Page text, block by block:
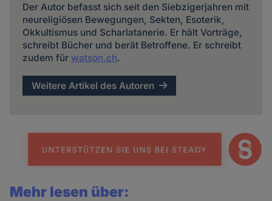
Der Autor befasst sich seit den Siebzigerjahren mit
neureligiösen Bewegungen, Sekten, Esoterik,
Okkultismus und Scharlatanerie. Er hält Vorträge,
schreibt Bücher und berät Betroffene. Er schreibt
zudem für watson.ch.
Weitere Artikel des Autoren
Mehr lesen über: